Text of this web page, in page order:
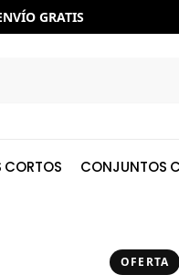
GRATIS
CORTOS CONJUNTOS
OFERTA